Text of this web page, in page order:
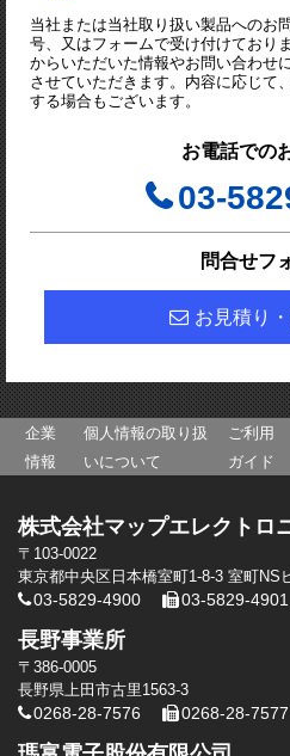
当社または当社取り扱い製品へのお
号、又はフォームで受け付けており
からいただいた情報やお問い合わせ
させていただきます。内容に応じて
する場合もございます。
お電話での
03-
問合せフ
お見積り
企業
情報
個人情報の取り扱
いについて
ご利用
ガイド
株式会社マップエレクトロ
〒103-0022
東京都中央区日本橋室町1-8-3 室町NS
03-5829-4900 03-5829-4901
長野事業所
〒386-0005
長野県上田市古里1563-3
0268-28-7576 0268-28-7577